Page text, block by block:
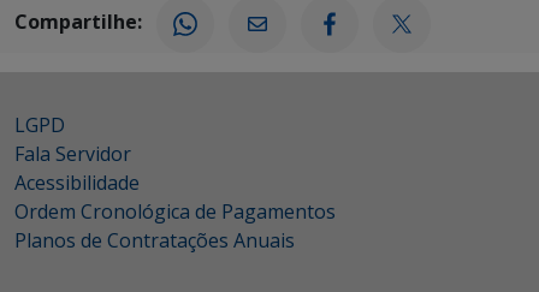
Compartilhe:
LGPD
Fala Servidor
Acessibilidade
Ordem Cronológica de Pagamentos
Planos de Contratações Anuais